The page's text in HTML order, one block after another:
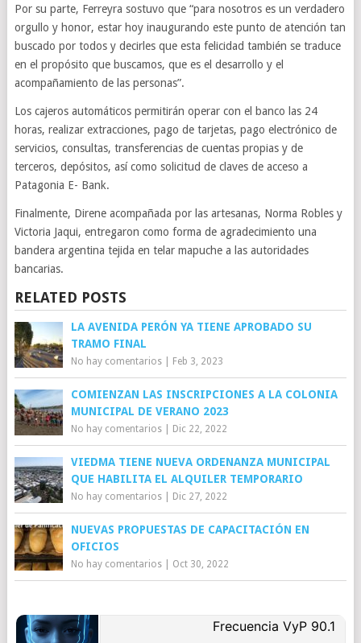
Por su parte, Ferreyra sostuvo que “para nosotros es un verdadero
orgullo y honor, estar hoy inaugurando este punto de atención tan
buscado por todos y decirles que esta felicidad también se traduce
en el propósito que buscamos, que es el desarrollo y el
acompañamiento de las personas”.
Los cajeros automáticos permitirán operar con el banco las 24
horas, realizar extracciones, pago de tarjetas, pago electrónico de
servicios, consultas, transferencias de cuentas propias y de
terceros, depósitos, así como solicitud de claves de acceso a
Patagonia E- Bank.
Finalmente, Direne acompañada por las artesanas, Norma Robles y
Victoria Jaqui, entregaron como forma de agradecimiento una
bandera argentina tejida en telar mapuche a las autoridades
bancarias.
RELATED POSTS
LA AVENIDA PERÓN YA TIENE APROBADO SU
TRAMO FINAL
No hay comentarios| Feb 3, 2023
COMIENZAN LAS INSCRIPCIONES A LA COLONIA
MUNICIPAL DE VERANO 2023
No hay comentarios| Dic 22, 2022
VIEDMA TIENE NUEVA ORDENANZA MUNICIPAL
QUE HABILITA EL ALQUILER TEMPORARIO
No hay comentarios| Dic 27, 2022
NUEVAS PROPUESTAS DE CAPACITACIÓN EN
OFICIOS
No hay comentarios| Oct 30, 2022